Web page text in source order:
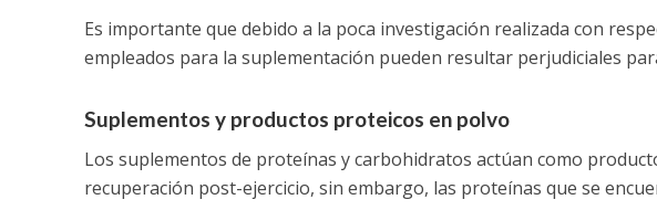
Es importante que debido a la poca investigación realizada con
empleados para la suplementación pueden resultar perjudiciales
Suplementos y productos proteicos en polvo
Los suplementos de proteínas y carbohidratos actúan como
recuperación post-ejercicio, sin embargo, las proteínas que se